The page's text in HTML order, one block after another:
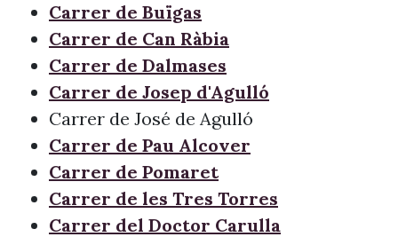
Carrer de Buïgas
Carrer de Can Ràbia
Carrer de Dalmases
Carrer de Josep d'Agulló
Carrer de José de Agulló
Carrer de Pau Alcover
Carrer de Pomaret
Carrer de les Tres Torres
Carrer del Doctor Carulla